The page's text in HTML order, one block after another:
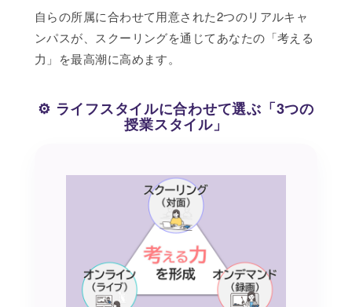
自らの所属に合わせて用意された2つのリアルキャ
ンパスが、スクーリングを通じてあなたの「考える
力」を最高潮に高めます。
⚙️ ライフスタイルに合わせて選ぶ「3つの
授業スタイル」